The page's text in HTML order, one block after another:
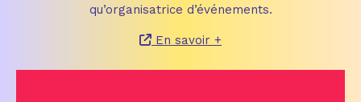
qu’organisatrice d’événements.
En savoir +